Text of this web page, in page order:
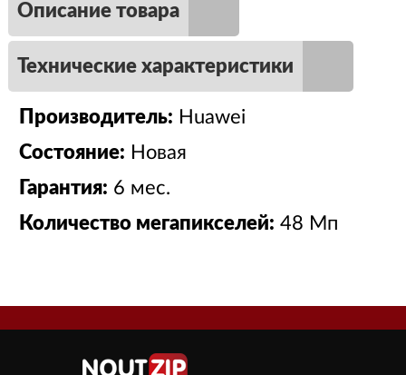
Описание товара
Технические характеристики
Производитель: Huawei
Состояние: Новая
Гарантия: 6 мес.
Количество мегапикселей: 48 Мп